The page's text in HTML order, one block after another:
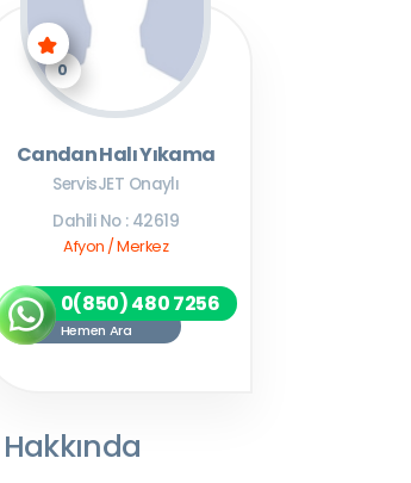
0
Candan Halı Yıkama
ServisJET Onaylı
Dahili No : 42619
Afyon / Merkez
0(850) 480 7256
Hemen Ara